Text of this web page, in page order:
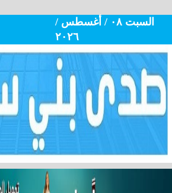
السبت ٠٨ / أغسطس /
٢٠٢٦